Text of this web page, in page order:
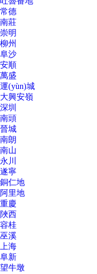
常德
南莊
崇明
柳州
阜沙
安順
萬盛
運(yùn)城
大興安嶺
深圳
南頭
晉城
南朗
南山
永川
遂寧
銅仁地
阿里地
重慶
陜西
容桂
巫溪
上海
阜新
望牛墩